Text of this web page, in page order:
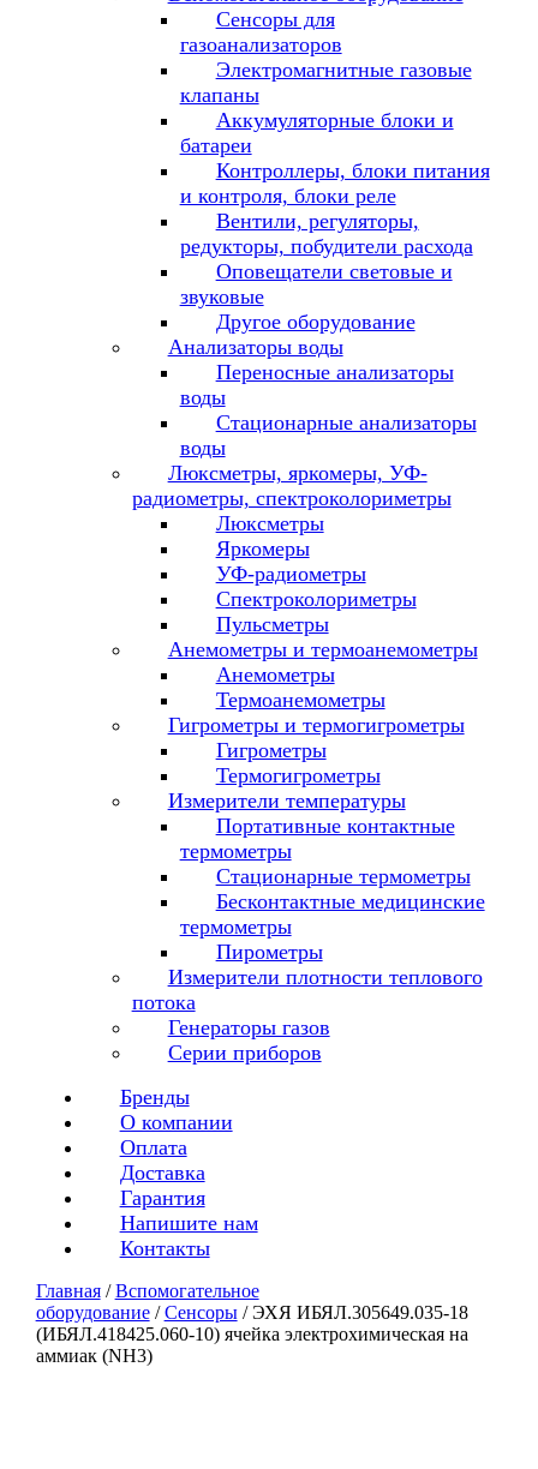
Сенсоры для
газоанализаторов
Электромагнитные газовые
клапаны
Аккумуляторные блоки и
батареи
Контроллеры, блоки питания
и контроля, блоки реле
Вентили, регуляторы,
редукторы, побудители расхода
Оповещатели световые и
звуковые
Другое оборудование
Анализаторы воды
Переносные анализаторы
воды
Стационарные анализаторы
воды
Люксметры, яркомеры, УФ-
радиометры, спектроколориметры
Люксметры
Яркомеры
УФ-радиометры
Спектроколориметры
Пульсметры
Анемометры и термоанемометры
Анемометры
Термоанемометры
Гигрометры и термогигрометры
Гигрометры
Термогигрометры
Измерители температуры
Портативные контактные
термометры
Стационарные термометры
Бесконтактные медицинские
термометры
Пирометры
Измерители плотности теплового
потока
Генераторы газов
Серии приборов
Бренды
О компании
Оплата
Доставка
Гарантия
Напишите нам
Контакты
Главная/Вспомогательное
оборудование/Сенсоры/ ЭХЯ ИБЯЛ.305649.035-18
(ИБЯЛ.418425.060-10) ячейка электрохимическая на
аммиак (NH3)